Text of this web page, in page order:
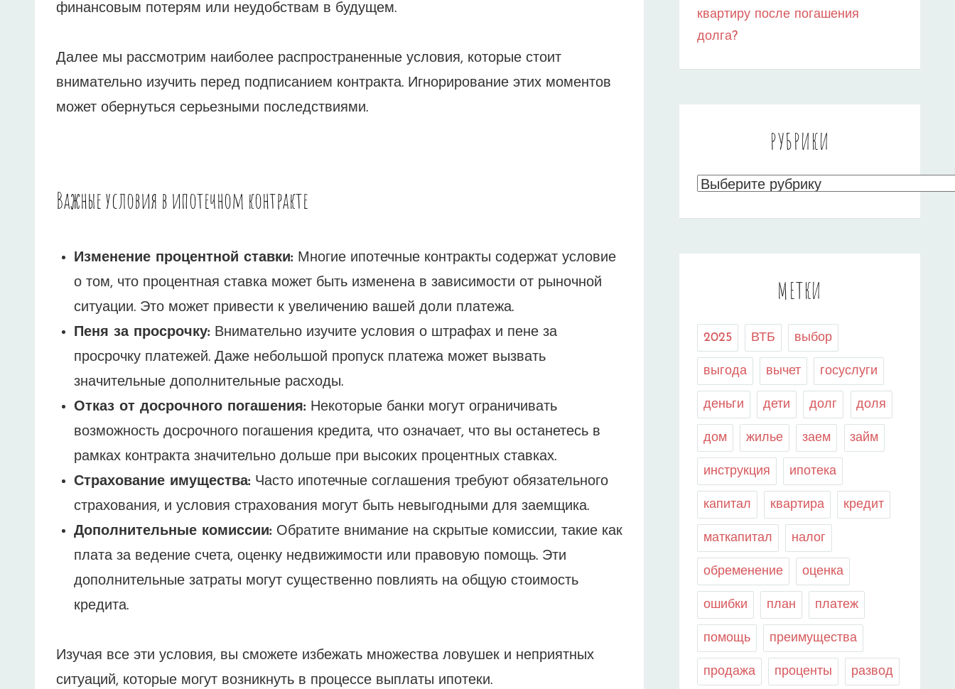
финансовым потерям или неудобствам в будущем.
Далее мы рассмотрим наиболее распространенные условия, которые стоит
внимательно изучить перед подписанием контракта. Игнорирование этих моментов
может обернуться серьезными последствиями.
Важные условия в ипотечном контракте
Изменение процентной ставки: Многие ипотечные контракты содержат условие
о том, что процентная ставка может быть изменена в зависимости от рыночной
ситуации. Это может привести к увеличению вашей доли платежа.
Пеня за просрочку: Внимательно изучите условия о штрафах и пене за
просрочку платежей. Даже небольшой пропуск платежа может вызвать
значительные дополнительные расходы.
Отказ от досрочного погашения: Некоторые банки могут ограничивать
возможность досрочного погашения кредита, что означает, что вы останетесь в
рамках контракта значительно дольше при высоких процентных ставках.
Страхование имущества: Часто ипотечные соглашения требуют обязательного
страхования, и условия страхования могут быть невыгодными для заемщика.
Дополнительные комиссии: Обратите внимание на скрытые комиссии, такие как
плата за ведение счета, оценку недвижимости или правовую помощь. Эти
дополнительные затраты могут существенно повлиять на общую стоимость
кредита.
Изучая все эти условия, вы сможете избежать множества ловушек и неприятных
ситуаций, которые могут возникнуть в процессе выплаты ипотеки.
квартиру после погашения
долга?
РУБРИКИ
Рубрики
МЕТКИ
2025 ВТБ выбор
выгода вычет госуслуги
деньги дети долг доля
дом жилье заем займ
инструкция ипотека
капитал квартира кредит
маткапитал налог
обременение оценка
ошибки план платеж
помощь преимущества
продажа проценты развод